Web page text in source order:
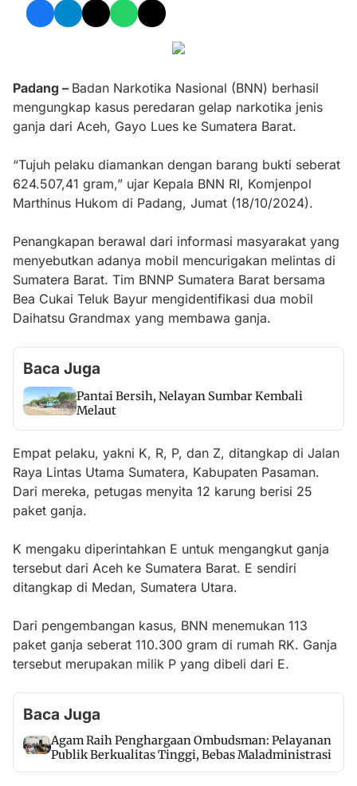
Padang – Badan Narkotika Nasional (BNN) berhasil
mengungkap kasus peredaran gelap narkotika jenis
ganja dari Aceh, Gayo Lues ke Sumatera Barat.
“Tujuh pelaku diamankan dengan barang bukti seberat
624.507,41 gram,” ujar Kepala BNN RI, Komjenpol
Marthinus Hukom di Padang, Jumat (18/10/2024).
Penangkapan berawal dari informasi masyarakat yang
menyebutkan adanya mobil mencurigakan melintas di
Sumatera Barat. Tim BNNP Sumatera Barat bersama
Bea Cukai Teluk Bayur mengidentifikasi dua mobil
Daihatsu Grandmax yang membawa ganja.
Baca Juga
Pantai Bersih, Nelayan Sumbar Kembali
Melaut
Empat pelaku, yakni K, R, P, dan Z, ditangkap di Jalan
Raya Lintas Utama Sumatera, Kabupaten Pasaman.
Dari mereka, petugas menyita 12 karung berisi 25
paket ganja.
K mengaku diperintahkan E untuk mengangkut ganja
tersebut dari Aceh ke Sumatera Barat. E sendiri
ditangkap di Medan, Sumatera Utara.
Dari pengembangan kasus, BNN menemukan 113
paket ganja seberat 110.300 gram di rumah RK. Ganja
tersebut merupakan milik P yang dibeli dari E.
Baca Juga
Agam Raih Penghargaan Ombudsman: Pelayanan
Publik Berkualitas Tinggi, Bebas Maladministrasi